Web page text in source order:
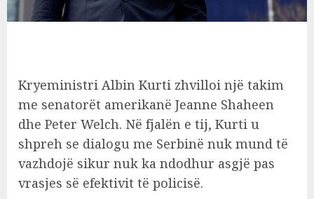
Kryeministri Albin Kurti zhvilloi një takim
me senatorët amerikanë Jeanne Shaheen
dhe Peter Welch. Në fjalën e tij, Kurti u
shpreh se dialogu me Serbinë nuk mund të
vazhdojë sikur nuk ka ndodhur asgjë pas
vrasjes së efektivit të policisë.